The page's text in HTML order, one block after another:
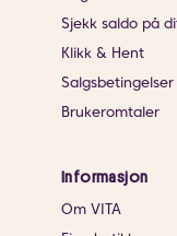
Sjekk saldo på
Klikk & Hent
Salgsbetingelser
Brukeromtaler
Informasjon
Om VITA